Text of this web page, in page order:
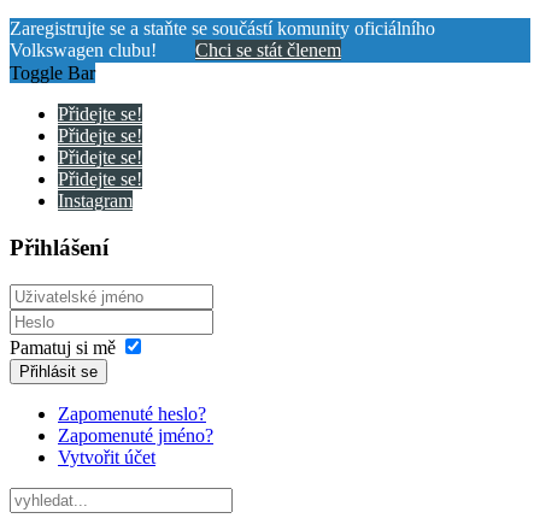
Zaregistrujte se a staňte se součástí komunity oficiálního
Volkswagen clubu! Chci se stát členem
Toggle Bar
Přidejte se!
Přidejte se!
Přidejte se!
Přidejte se!
Instagram
Přihlášení
Pamatuj si mě
Přihlásit se
Zapomenuté heslo?
Zapomenuté jméno?
Vytvořit účet